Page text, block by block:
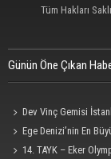
Tüm Hakları
Günün Öne Çıkan
Dev Vinç Gemisi
Ege Denizi’nin En
14. TAYK – Eker